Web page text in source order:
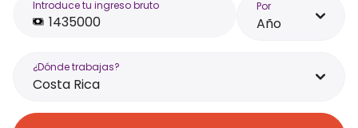
Introduce tu ingreso bruto Por
Año
¿Dónde trabajas?
Costa Rica